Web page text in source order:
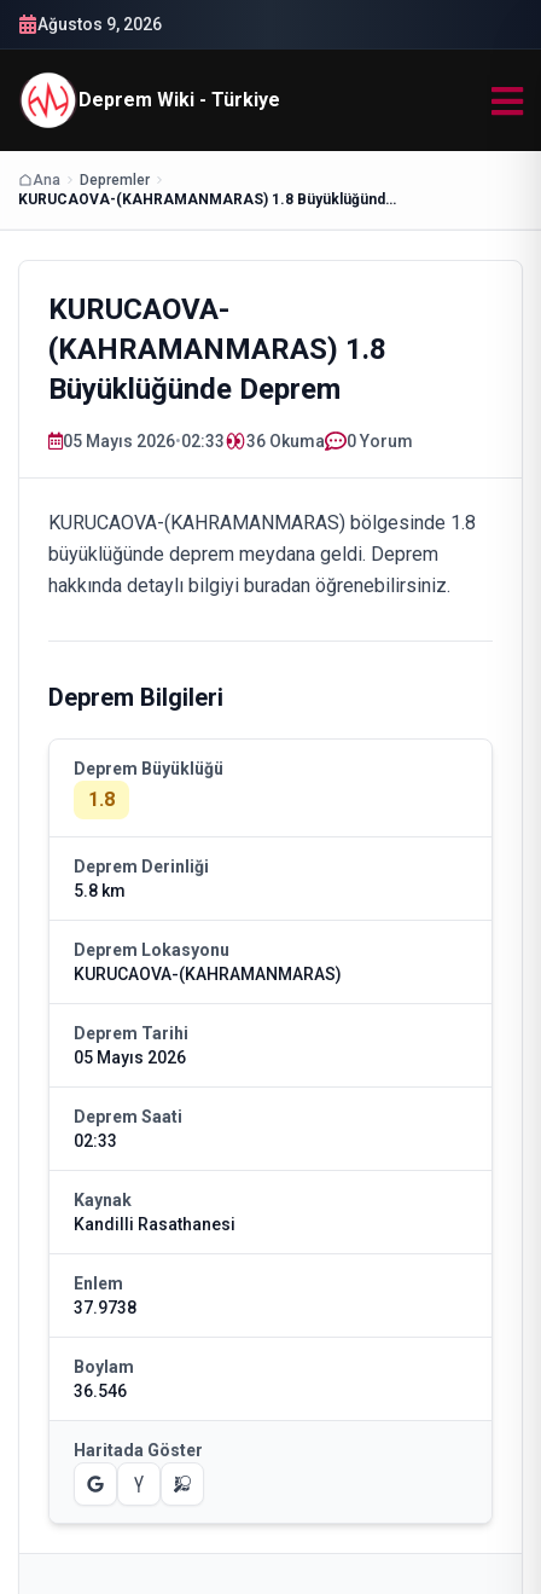
Ağustos 9, 2026
Deprem Wiki - Türkiye
Ana
Depremler
KURUCAOVA-(KAHRAMANMARAS) 1.8 Büyüklüğünde Deprem
KURUCAOVA-
(KAHRAMANMARAS) 1.8
Büyüklüğünde Deprem
05 Mayıs 2026•02:33 36 Okuma 0 Yorum
KURUCAOVA-(KAHRAMANMARAS) bölgesinde 1.8
büyüklüğünde deprem meydana geldi. Deprem
hakkında detaylı bilgiyi buradan öğrenebilirsiniz.
Deprem Bilgileri
Deprem Büyüklüğü
1.8
Deprem Derinliği
5.8 km
Deprem Lokasyonu
KURUCAOVA-(KAHRAMANMARAS)
Deprem Tarihi
05 Mayıs 2026
Deprem Saati
02:33
Kaynak
Kandilli Rasathanesi
Enlem
37.9738
Boylam
36.546
Haritada Göster